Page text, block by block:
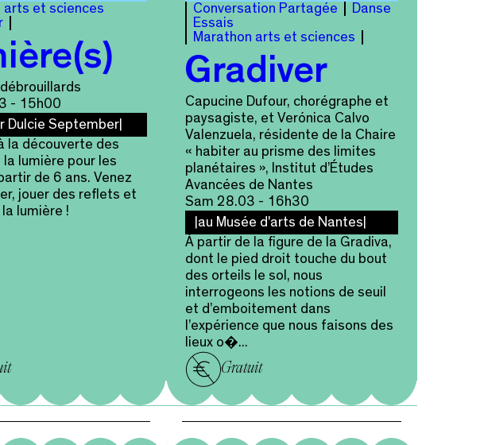
arts et sciences
- 15h00
Dulcie September
la découverte des
lumière pour les
de 6 ans. Venez
jouer des reflets et
lumière !
Conversation Partagée
Danse
Essais
Marathon arts et sciences
Gradiver
Capucine Dufour, chorégraphe et
paysagiste, et Verónica Calvo
Valenzuela, résidente de la Chaire
« habiter au prisme des limites
planétaires », Institut d’Études
Avancées de Nantes
Sam 28.03 - 16h30
au Musée d'arts de Nantes
À partir de la figure de la Gradiva,
dont le pied droit touche du bout
des orteils le sol, nous
interrogeons les notions de seuil
et d’emboitement dans
l’expérience que nous faisons des
lieux o�...
Gratuit